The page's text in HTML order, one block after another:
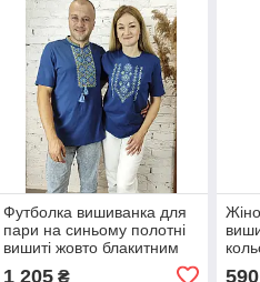
Футболка вишиванка для
пари на синьому полотні
вишиті жовто блакитним
1 205₴ 590